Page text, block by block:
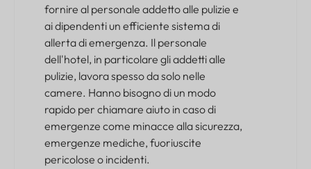
fornire al personale addetto alle pulizie e
ai dipendenti un efficiente sistema di
allerta di emergenza. Il personale
dell'hotel, in particolare gli addetti alle
pulizie, lavora spesso da solo nelle
camere. Hanno bisogno di un modo
rapido per chiamare aiuto in caso di
emergenze come minacce alla sicurezza,
emergenze mediche, fuoriuscite
pericolose o incidenti.